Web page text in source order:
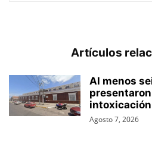
Artículos
Al menos
intoxicación
Agosto 7, 2026